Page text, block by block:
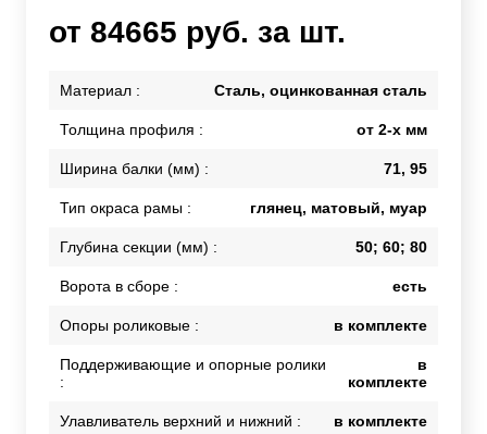
от 84665 руб. за шт.
Материал : Сталь, оцинкованная сталь
Толщина профиля : от 2-х мм
Ширина балки (мм) : 71, 95
Тип окраса рамы : глянец, матовый, муар
Глубина секции (мм) : 50; 60; 80
Ворота в сборе : есть
Опоры роликовые : в комплекте
Поддерживающие и опорные ролики
:
в
комплекте
Улавливатель верхний и нижний : в комплекте